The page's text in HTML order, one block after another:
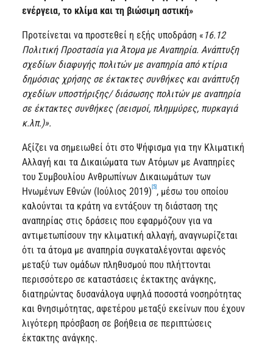
ενέργεια, το κλίμα και τη βιώσιμη αστική»
Προτείνεται να προστεθεί η εξής υποδράση « 16.12
Πολιτική Προστασία για Άτομα με Αναπηρία. Ανάπτυξη
σχεδίων διαφυγής πολιτών με αναπηρία από κτίρια
δημόσιας χρήσης σε έκτακτες συνθήκες και ανάπτυξη
σχεδίων υποστήριξης/ διάσωσης πολιτών με αναπηρία
σε έκτακτες συνθήκες (σεισμοί, πλημμύρες, πυρκαγιά
κ.λπ.)».
Αξίζει να σημειωθεί ότι στο Ψήφισμα για την Κλιματική
Αλλαγή και τα Δικαιώματα των Ατόμων με Αναπηρίες
του Συμβουλίου Ανθρωπίνων Δικαιωμάτων των
Ηνωμένων Εθνών (Ιούλιος 2019) [5] , μέσω του οποίου
καλούνται τα κράτη να εντάξουν τη διάσταση της
αναπηρίας στις δράσεις που εφαρμόζουν για να
αντιμετωπίσουν την κλιματική αλλαγή, αναγνωρίζεται
ότι τα άτομα με αναπηρία συγκαταλέγονται αφενός
μεταξύ των ομάδων πληθυσμού που πλήττονται
περισσότερο σε καταστάσεις έκτακτης ανάγκης,
διατηρώντας δυσανάλογα υψηλά ποσοστά νοσηρότητας
και θνησιμότητας, αφετέρου μεταξύ εκείνων που έχουν
λιγότερη πρόσβαση σε βοήθεια σε περιπτώσεις
έκτακτης ανάγκης.